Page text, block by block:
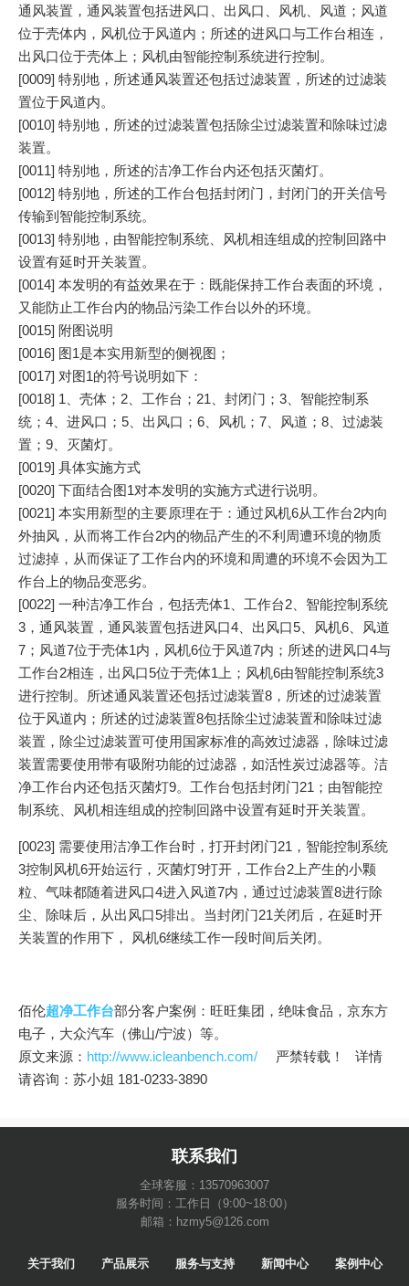
通风装置，通风装置包括进风口、出风口、风机、风道；风道
位于壳体内，风机位于风道内；所述的进风口与工作台相连，
出风口位于壳体上；风机由智能控制系统进行控制。
[0009] 特别地，所述通风装置还包括过滤装置，所述的过滤装
置位于风道内。
[0010] 特别地，所述的过滤装置包括除尘过滤装置和除味过滤
装置。
[0011] 特别地，所述的洁净工作台内还包括灭菌灯。
[0012] 特别地，所述的工作台包括封闭门，封闭门的开关信号
传输到智能控制系统。
[0013] 特别地，由智能控制系统、风机相连组成的控制回路中
设置有延时开关装置。
[0014] 本发明的有益效果在于：既能保持工作台表面的环境，
又能防止工作台内的物品污染工作台以外的环境。
[0015] 附图说明
[0016] 图1是本实用新型的侧视图；
[0017] 对图1的符号说明如下：
[0018] 1、壳体；2、工作台；21、封闭门；3、智能控制系
统；4、进风口；5、出风口；6、风机；7、风道；8、过滤装
置；9、灭菌灯。
[0019] 具体实施方式
[0020] 下面结合图1对本发明的实施方式进行说明。
[0021] 本实用新型的主要原理在于：通过风机6从工作台2内向
外抽风，从而将工作台2内的物品产生的不利周遭环境的物质
过滤掉，从而保证了工作台内的环境和周遭的环境不会因为工
作台上的物品变恶劣。
[0022] 一种洁净工作台，包括壳体1、工作台2、智能控制系统
3，通风装置，通风装置包括进风口4、出风口5、风机6、风道
7；风道7位于壳体1内，风机6位于风道7内；所述的进风口4与
工作台2相连，出风口5位于壳体1上；风机6由智能控制系统3
进行控制。所述通风装置还包括过滤装置8，所述的过滤装置
位于风道内；所述的过滤装置8包括除尘过滤装置和除味过滤
装置，除尘过滤装置可使用国家标准的高效过滤器，除味过滤
装置需要使用带有吸附功能的过滤器，如活性炭过滤器等。洁
净工作台内还包括灭菌灯9。工作台包括封闭门21；由智能控
制系统、风机相连组成的控制回路中设置有延时开关装置。
[0023] 需要使用洁净工作台时，打开封闭门21，智能控制系统
3控制风机6开始运行，灭菌灯9打开，工作台2上产生的小颗
粒、气味都随着进风口4进入风道7内，通过过滤装置8进行除
尘、除味后，从出风口5排出。当封闭门21关闭后，在延时开
关装置的作用下， 风机6继续工作一段时间后关闭。
佰伦超净工作台部分客户案例：旺旺集团，绝味食品，京东方
电子，大众汽车（佛山/宁波）等。
原文来源： http://www.icleanbench.com/ 严禁转载！ 详情
请咨询：苏小姐 181-0233-3890
联系我们
全球客服：13570963007
服务时间：工作日（9:00~18:00）
邮箱：hzmy5@126.com
关于我们 产品展示 服务与支持 新闻中心 案例中心